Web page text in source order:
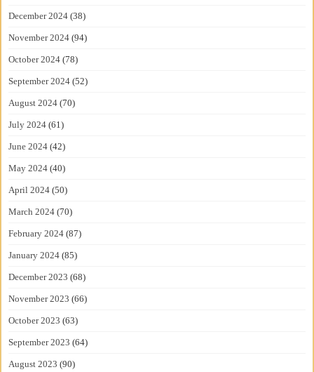
December 2024 (38)
November 2024 (94)
October 2024 (78)
September 2024 (52)
August 2024 (70)
July 2024 (61)
June 2024 (42)
May 2024 (40)
April 2024 (50)
March 2024 (70)
February 2024 (87)
January 2024 (85)
December 2023 (68)
November 2023 (66)
October 2023 (63)
September 2023 (64)
August 2023 (90)